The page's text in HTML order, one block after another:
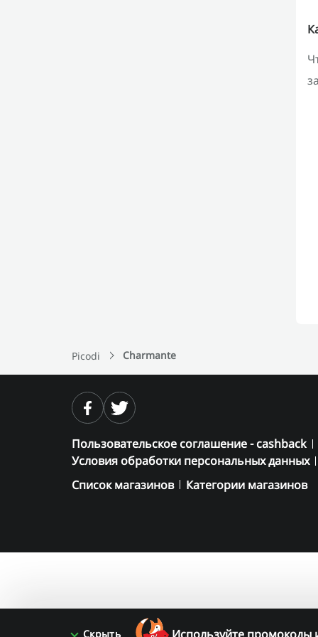
Picodi Charmante
Пользовательское соглашение - cashback
Условия обработки персональных данных
Список магазинов
Категории магазинов
Скрыть